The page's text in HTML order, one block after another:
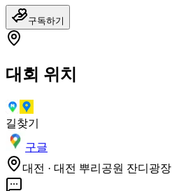
구독하기
대회 위치
길찾기
구글
대전 · 대전 뿌리공원 잔디광장